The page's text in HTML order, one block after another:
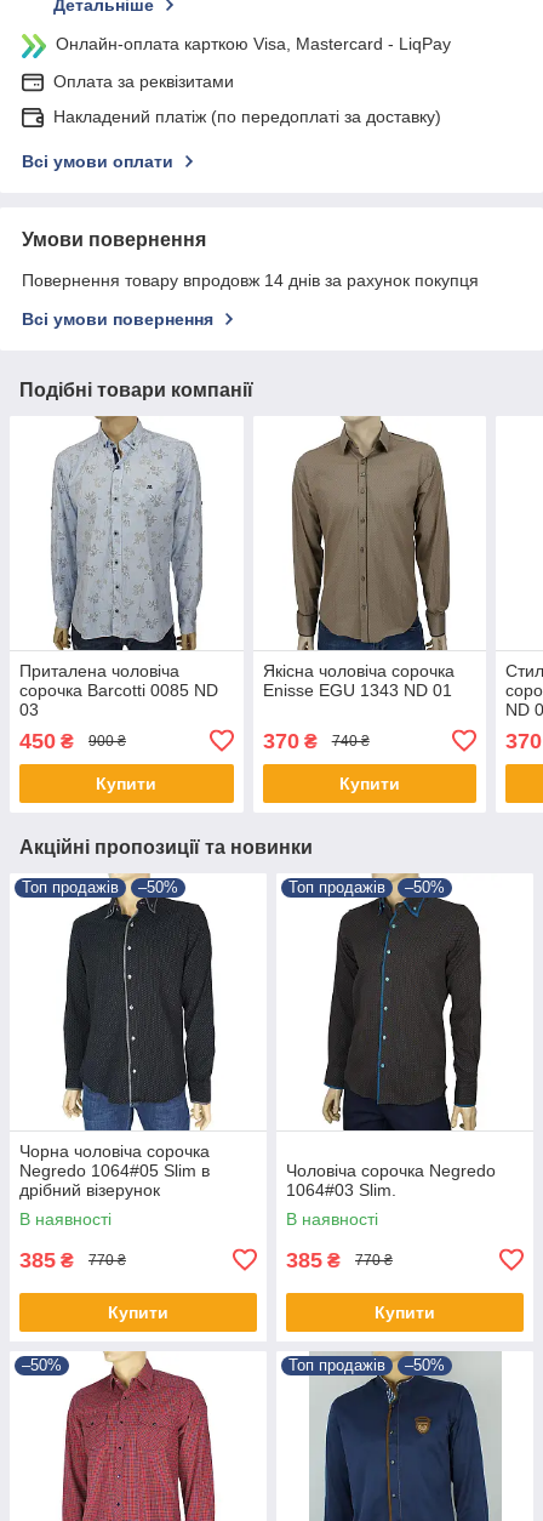
Детальніше
Онлайн-оплата карткою Visa, Mastercard - LiqPay
Оплата за реквізитами
Накладений платіж (по передоплаті за доставку)
Всі умови оплати
Умови повернення
Повернення товару впродовж 14 днів за рахунок покупця
Всі умови повернення
Подібні товари компанії
Приталена чоловіча
сорочка Barcotti 0085 ND
03
450 ₴ 900 ₴
Купити
Якісна чоловіча сорочка
Еnisse EGU 1343 ND 01
370₴ 740 ₴
Купити
ND
370
Акційні пропозиції та новинки
Топ продажів –50%
Чорна чоловіча сорочка
Negredo 1064#05 Slim в
дрібний візерунок
В наявності
385 ₴ 770 ₴
Купити
Топ продажів –50%
Чоловіча сорочка Negredo
1064#03 Slim.
В наявності
385 ₴ 770 ₴
Купити
–50% Топ продажів –50%